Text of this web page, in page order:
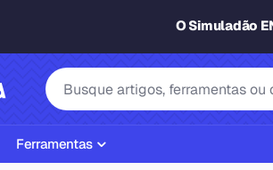
O Simuladão
Ferramentas